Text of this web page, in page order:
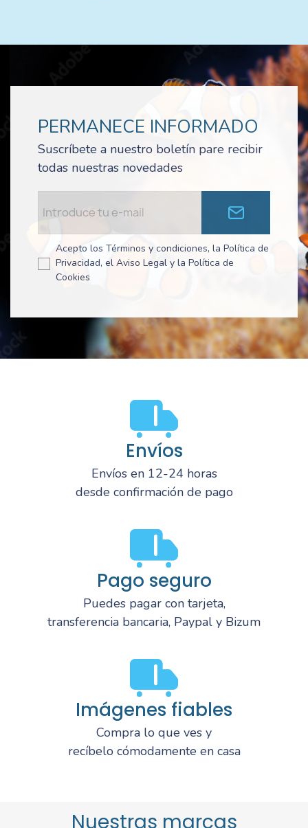
PERMANECE INFORMADO
Suscríbete a nuestro boletín pare recibir
todas nuestras novedades
Acepto los Términos y condiciones, la Política de
Privacidad, el Aviso Legal y la Política de
Cookies
Envíos
Envíos en 12-24 horas
desde confirmación de pago
Pago seguro
Puedes pagar con tarjeta,
transferencia bancaria, Paypal y Bizum
Imágenes fiables
Compra lo que ves y
recíbelo cómodamente en casa
Nuestras marcas